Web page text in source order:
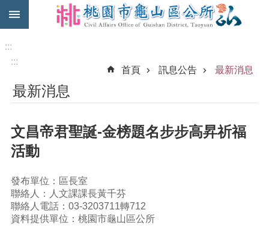
跳到主要內容區塊
市
民
進
階
尋
:::
:::
首頁
訊息公告 最新消息
最新消息
文昌帝君聖誕-金榜題名步步高昇祈福
活動
發布單位：區長室
聯絡人：人文課課長黃千芬
聯絡人電話：03-3203711轉712
資料提供單位：桃園市龜山區公所